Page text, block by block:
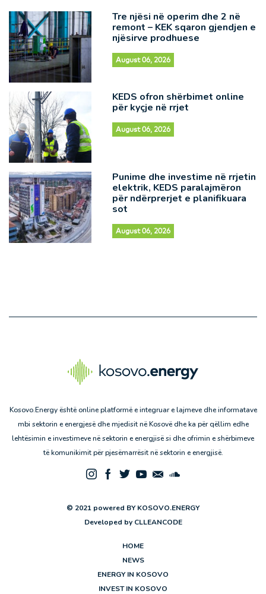
Tre njësi në operim dhe 2 në
remont – KEK sqaron gjendjen e
njësirve prodhuese
August 06, 2026
KEDS ofron shërbimet online
për kyçje në rrjet
August 06, 2026
Punime dhe investime në rrjetin
elektrik, KEDS paralajmëron
për ndërprerjet e planifikuara
sot
August 06, 2026
Kosovo.Energy është online platformë e integruar e lajmeve dhe informatave
mbi sektorin e energjesë dhe mjedisit në Kosovë dhe ka për qëllim edhe
lehtësimin e investimeve në sektorin e energjisë si dhe ofrimin e shërbimeve
të komunikimit për pjesëmarrësit në sektorin e energjisë.
© 2021 powered BY KOSOVO.ENERGY
Developed by CLLEANCODE
HOME
NEWS
ENERGY IN KOSOVO
INVEST IN KOSOVO